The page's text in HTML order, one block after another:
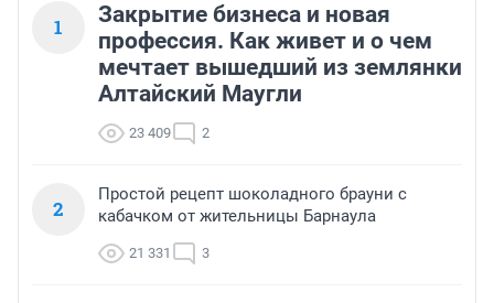
1
Закрытие бизнеса и новая
профессия. Как живет и о чем
мечтает вышедший из землянки
Алтайский Маугли
23 409 2
2
Простой рецепт шоколадного брауни с
кабачком от жительницы Барнаула
21 331 3